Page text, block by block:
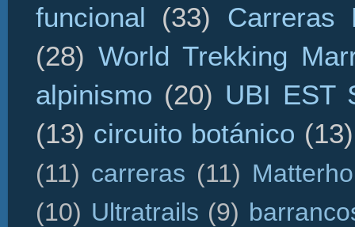
funcional
(33)
Carreras
(28) World Trekking
alpinismo (20) UBI EST
(13) circuito botánico (13)
(11) carreras (11)
(10) Ultratrails (9)